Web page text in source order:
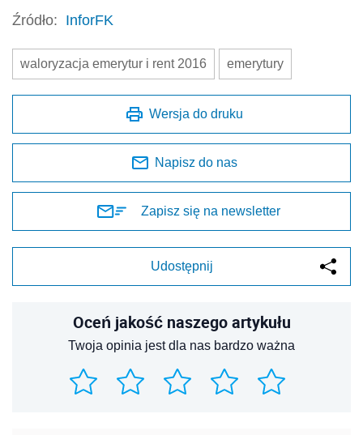
Źródło: InforFK
waloryzacja emerytur i rent 2016 emerytury
Wersja do druku
Napisz do nas
Zapisz się na newsletter
Udostępnij
Oceń jakość naszego artykułu
Twoja opinia jest dla nas bardzo ważna